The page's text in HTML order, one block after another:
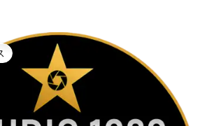
ョイスです。